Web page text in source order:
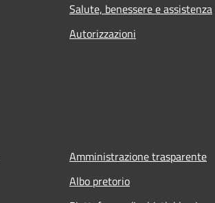
Salute, benessere e assistenza
Autorizzazioni
Amministrazione trasparente
Albo pretorio